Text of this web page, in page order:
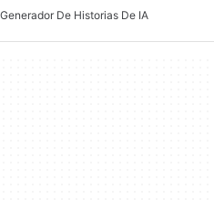
Generador De Historias De IA